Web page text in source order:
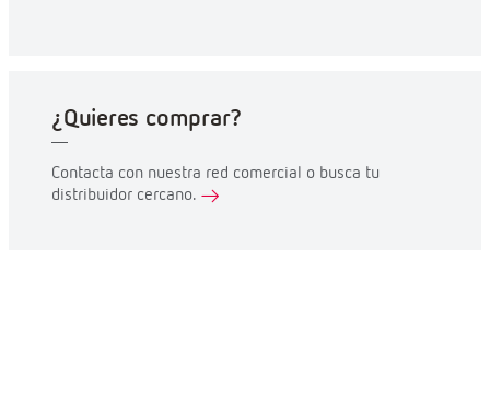
¿Quieres comprar?
Contacta con nuestra red comercial o busca tu
distribuidor cercano.